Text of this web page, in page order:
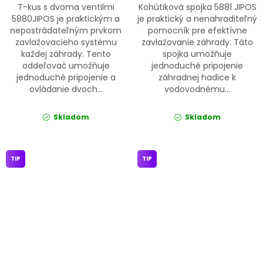
T-kus s dvoma ventilmi
5880JIPOS je praktickým a
nepostrádateľným prvkom
zavlažovacieho systému
každej záhrady. Tento
oddeľovač umožňuje
jednoduché pripojenie a
ovládanie dvoch...
Skladom
Kohútiková spojka 5881 JIPOS
je praktický a nenahraditeľný
pomocník pre efektívne
zavlažovanie záhrady. Táto
spojka umožňuje
jednoduché pripojenie
záhradnej hadice k
vodovodnému...
Skladom
TIP TIP